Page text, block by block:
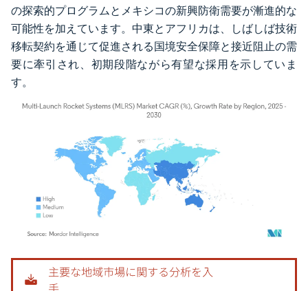
の探索的プログラムとメキシコの新興防衛需要が漸進的な
可能性を加えています。中東とアフリカは、しばしば技術
移転契約を通じて促進される国境安全保障と接近阻止の需
要に牽引され、初期段階ながら有望な採用を示していま
す。
画像 © Mordor Intelligence。再利用にはCC BY 4.0の表示が必要です。